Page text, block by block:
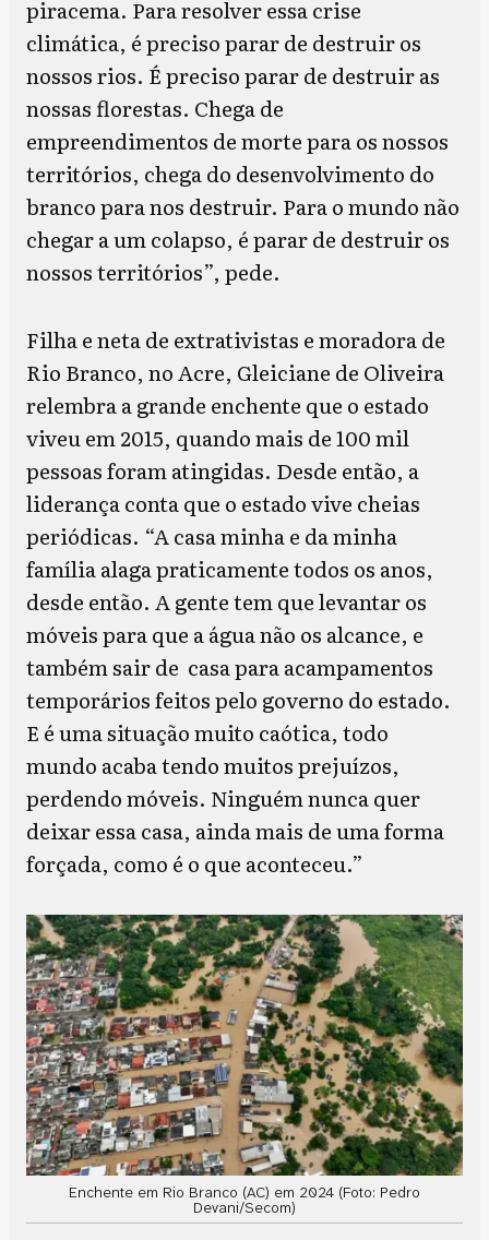
piracema. Para resolver essa crise
climática, é preciso parar de destruir os
nossos rios. É preciso parar de destruir as
nossas florestas. Chega de
empreendimentos de morte para os nossos
territórios, chega do desenvolvimento do
branco para nos destruir. Para o mundo não
chegar a um colapso, é parar de destruir os
nossos territórios”, pede.
Filha e neta de extrativistas e moradora de
Rio Branco, no Acre, Gleiciane de Oliveira
relembra a grande enchente que o estado
viveu em 2015, quando mais de 100 mil
pessoas foram atingidas. Desde então, a
liderança conta que o estado vive cheias
periódicas. “A casa minha e da minha
família alaga praticamente todos os anos,
desde então. A gente tem que levantar os
móveis para que a água não os alcance, e
também sair de casa para acampamentos
temporários feitos pelo governo do estado.
E é uma situação muito caótica, todo
mundo acaba tendo muitos prejuízos,
perdendo móveis. Ninguém nunca quer
deixar essa casa, ainda mais de uma forma
forçada, como é o que aconteceu.”
Enchente em Rio Branco (AC) em 2024 (Foto: Pedro
Devani/Secom)